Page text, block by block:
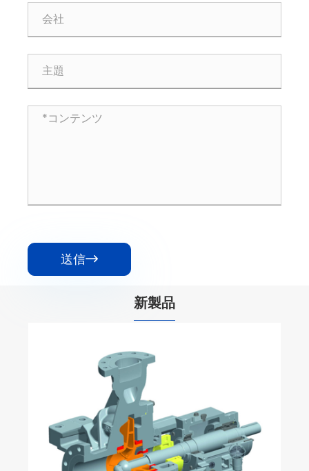
送信
新製品
AHP AHPP 横型スラリーポンプ